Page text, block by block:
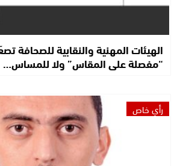
الهيئات المهنية والنقابية للصحافة
“مفصلة على المقاس” ولا للمساس…
رأي خاص